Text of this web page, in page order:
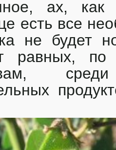
ах,
есть все
не будет
равных, по